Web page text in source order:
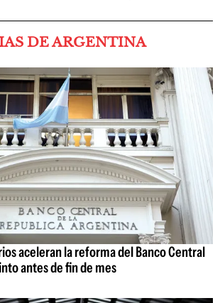
DE ARGENTINA
aceleran la reforma del Banco Central
antes de fin de mes